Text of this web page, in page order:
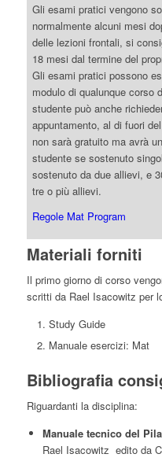
Gli esami pratici vengono
normalmente alcuni mesi
delle lezioni frontali, si
18 mesi dal termine del
Gli esami pratici possono
modulo di qualunque corso
studente può anche
appuntamento, al di fuori
non sarà gratuito ma avrà
studente se sostenuto
sostenuto da due allievi, e
tre o più allievi.
Regole Mat Program
Materiali forniti
Il primo giorno di corso
scritti da Rael Isacowitz per
Study Guide
Manuale esercizi: Mat
Bibliografia
Riguardanti la disciplina:
Manuale tecnico del
Rael Isacowitz edito da